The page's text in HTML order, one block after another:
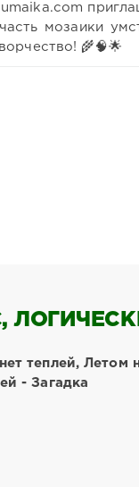
мозаики
🌾🧠🌟
теплей, Летом
- Загадка